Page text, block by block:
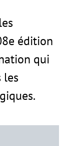
édition
qui
les